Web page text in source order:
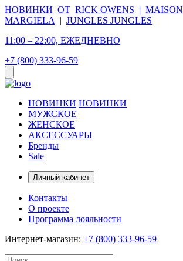
НОВИНКИ ОТ RICK OWENS | MAISON
MARGIELA
| JUNGLES JUNGLES
11:00 – 22:00, ЕЖЕДНЕВНО
+7 (800) 333-96-59
НОВИНКИ НОВИНКИ
МУЖСКОЕ
ЖЕНСКОЕ
АКСЕССУАРЫ
Бренды
Sale
Личный кабинет
Контакты
О проекте
Программа лояльности
Интернет-магазин: +7 (800) 333-96-59